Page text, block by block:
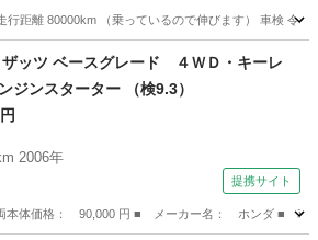
行距離 80000km （乗っているので伸びます） 車検 令
駅 N-ONE エンジン
ッツ ベースグレード ４ＷＤ・キーレ
ジンスターター （検9.3）
2006年
提携サイト
体価格： 90,000 円 ■ メーカー名： ホンダ ■ 車